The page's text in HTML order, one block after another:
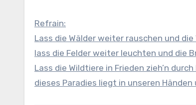
Refrain:
Lass die Wälder weiter rauschen und die
lass die Felder weiter leuchten und die
Lass die Wildtiere in Frieden zieh’n
dieses Paradies liegt in unseren